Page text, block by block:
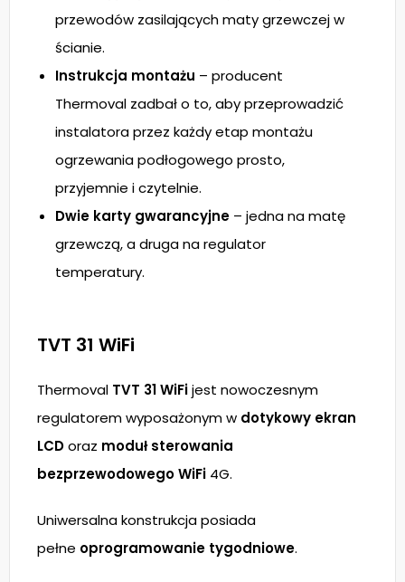
przewodów zasilających maty grzewczej w
ścianie.
Instrukcja montażu – producent
Thermoval zadbał o to, aby przeprowadzić
instalatora przez każdy etap montażu
ogrzewania podłogowego prosto,
przyjemnie i czytelnie.
Dwie karty gwarancyjne – jedna na matę
grzewczą, a druga na regulator
temperatury.
TVT 31 WiFi
Thermoval TVT 31 WiFijest nowoczesnym
regulatorem wyposażonym w dotykowy ekran
LCDoraz moduł sterowania
bezprzewodowego WiFi 4G.
Uniwersalna konstrukcja posiada
pełne oprogramowanie tygodniowe.